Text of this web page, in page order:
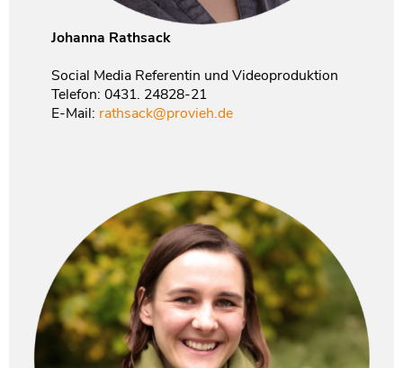
Johanna Rathsack
Social Media Referentin und Videoproduktion
Telefon: 0431. 24828-21
E-Mail: rathsack@provieh.de